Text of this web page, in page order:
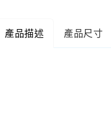
產品描述 產品尺寸